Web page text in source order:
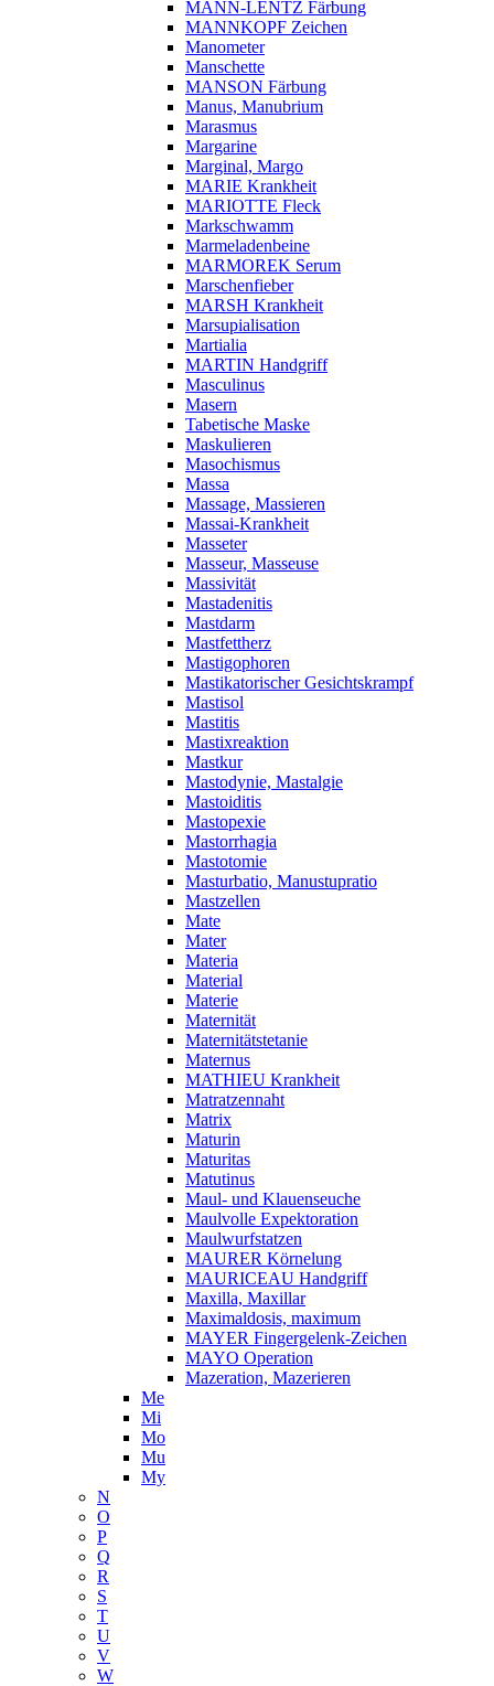
MANN-LENTZ Färbung
MANNKOPF Zeichen
Manometer
Manschette
MANSON Färbung
Manus, Manubrium
Marasmus
Margarine
Marginal, Margo
MARIE Krankheit
MARIOTTE Fleck
Markschwamm
Marmeladenbeine
MARMOREK Serum
Marschenfieber
MARSH Krankheit
Marsupialisation
Martialia
MARTIN Handgriff
Masculinus
Masern
Tabetische Maske
Maskulieren
Masochismus
Massa
Massage, Massieren
Massai-Krankheit
Masseter
Masseur, Masseuse
Massivität
Mastadenitis
Mastdarm
Mastfettherz
Mastigophoren
Mastikatorischer Gesichtskrampf
Mastisol
Mastitis
Mastixreaktion
Mastkur
Mastodynie, Mastalgie
Mastoiditis
Mastopexie
Mastorrhagia
Mastotomie
Masturbatio, Manustupratio
Mastzellen
Mate
Mater
Materia
Material
Materie
Maternität
Maternitätstetanie
Maternus
MATHIEU Krankheit
Matratzennaht
Matrix
Maturin
Maturitas
Matutinus
Maul- und Klauenseuche
Maulvolle Expektoration
Maulwurfstatzen
MAURER Körnelung
MAURICEAU Handgriff
Maxilla, Maxillar
Maximaldosis, maximum
MAYER Fingergelenk-Zeichen
MAYO Operation
Mazeration, Mazerieren
Me
Mi
Mo
Mu
My
N
O
P
Q
R
S
T
U
V
W